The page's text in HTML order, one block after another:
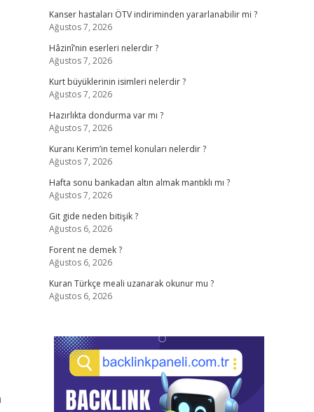
Kanser hastaları ÖTV indiriminden yararlanabilir mi ?
Ağustos 7, 2026
Hâzinî’nin eserleri nelerdir ?
Ağustos 7, 2026
Kurt büyüklerinin isimleri nelerdir ?
Ağustos 7, 2026
Hazırlıkta dondurma var mı ?
Ağustos 7, 2026
Kuranı Kerim’in temel konuları nelerdir ?
Ağustos 7, 2026
Hafta sonu bankadan altın almak mantıklı mı ?
Ağustos 7, 2026
Git gide neden bitişik ?
Ağustos 6, 2026
Forent ne demek ?
Ağustos 6, 2026
Kuran Türkçe meali uzanarak okunur mu ?
Ağustos 6, 2026